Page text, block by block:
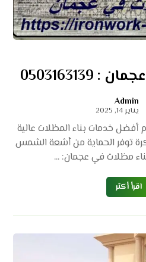
Admin
يناير 14, 2025
خدمات بناء المظلات عالية
توفر الحماية من أشعة الشمس
بناء مظلات في عجمان: ...
اقرأ أكثر